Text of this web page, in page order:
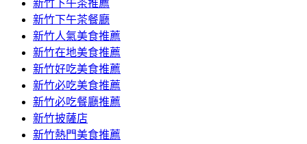
新竹下午茶推薦
新竹下午茶餐廳
新竹人氣美食推薦
新竹在地美食推薦
新竹好吃美食推薦
新竹必吃美食推薦
新竹必吃餐廳推薦
新竹披薩店
新竹熱門美食推薦